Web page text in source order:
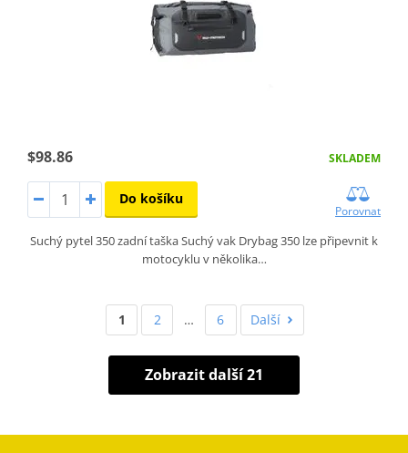
$98.86 SKLADEM
Do košíku
Porovnat
Suchý pytel 350 zadní taška Suchý vak Drybag 350 lze připevnit k
motocyklu v několika…
1 2 … 6 Další
Zobrazit další 21